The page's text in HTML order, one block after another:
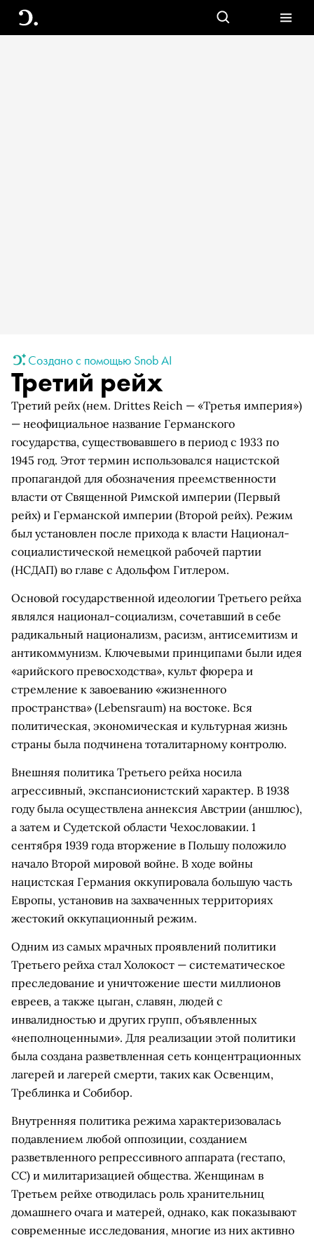
Создано с помощью Snob AI
Третий рейх
Третий рейх (нем. Drittes Reich — «Третья империя»)
— неофициальное название Германского
государства, существовавшего в период с 1933 по
1945 год. Этот термин использовался нацистской
пропагандой для обозначения преемственности
власти от Священной Римской империи (Первый
рейх) и Германской империи (Второй рейх). Режим
был установлен после прихода к власти Национал-
социалистической немецкой рабочей партии
(НСДАП) во главе с Адольфом Гитлером.
Основой государственной идеологии Третьего рейха
являлся национал-социализм, сочетавший в себе
радикальный национализм, расизм, антисемитизм и
антикоммунизм. Ключевыми принципами были идея
«арийского превосходства», культ фюрера и
стремление к завоеванию «жизненного
пространства» (Lebensraum) на востоке. Вся
политическая, экономическая и культурная жизнь
страны была подчинена тоталитарному контролю.
Внешняя политика Третьего рейха носила
агрессивный, экспансионистский характер. В 1938
году была осуществлена аннексия Австрии (аншлюс),
а затем и Судетской области Чехословакии. 1
сентября 1939 года вторжение в Польшу положило
начало Второй мировой войне. В ходе войны
нацистская Германия оккупировала большую часть
Европы, установив на захваченных территориях
жестокий оккупационный режим.
Одним из самых мрачных проявлений политики
Третьего рейха стал Холокост — систематическое
преследование и уничтожение шести миллионов
евреев, а также цыган, славян, людей с
инвалидностью и других групп, объявленных
«неполноценными». Для реализации этой политики
была создана разветвленная сеть концентрационных
лагерей и лагерей смерти, таких как Освенцим,
Треблинка и Собибор.
Внутренняя политика режима характеризовалась
подавлением любой оппозиции, созданием
разветвленного репрессивного аппарата (гестапо,
СС) и милитаризацией общества. Женщинам в
Третьем рейхе отводилась роль хранительниц
домашнего очага и матерей, однако, как показывают
современные исследования, многие из них активно